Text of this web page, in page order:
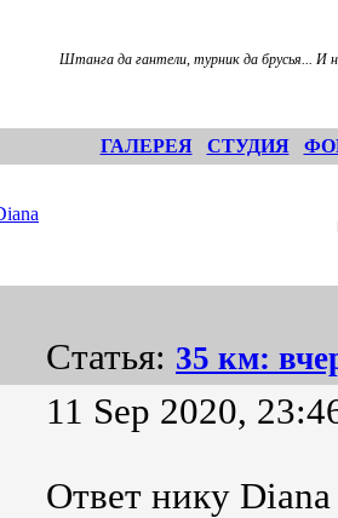
Штанга да гантели, турник да брусья... И
ГАЛЕРЕЯ СТУДИЯ
Статья: 35 км:
11 Sep 2020,
Ответ нику